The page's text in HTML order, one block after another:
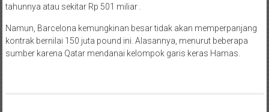
tahunnya atau sekitar Rp 501 miliar .
Namun, Barcelona kemungkinan besar tidak akan memperpanjang
kontrak bernilai 150 juta pound ini. Alasannya, menurut beberapa
sumber karena Qatar mendanai kelompok garis keras Hamas.